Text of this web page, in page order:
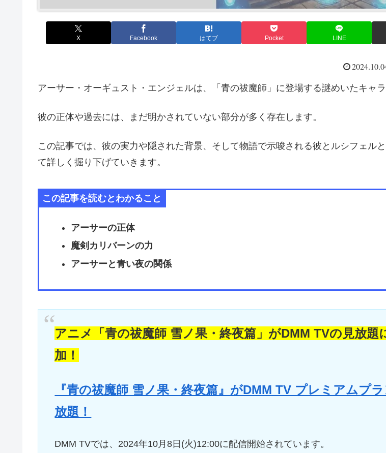
X Facebook はてブ Pocket LINE
アーサー・オーギュスト・エンジェルは、「青の祓魔師」に登場する謎めいたキャラ
彼の正体や過去には、まだ明かされていない部分が多く存在します。
この記事では、彼の実力や隠された背景、そして物語で示唆される彼とルシフェル
て詳しく掘り下げていきます。
この記事を読むとわかること
アーサーの正体
魔剣カリバーンの力
アーサーと青い夜の関係
アニメ「青の祓魔師 雪ノ果・終夜篇」がDMM TVの見放題
加！
『青の祓魔師 雪ノ果・終夜篇』がDMM TV プレミアムプ
放題！
DMM TVでは、2024年10月8日(火)12:00に配信開始されています。